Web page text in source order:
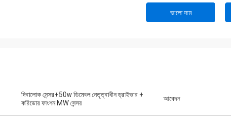
ভালো দাম
দিবালোক সেন্সর+50w ডিমেবল নেতৃত্বাধীন ড্রাইভার +
করিডোর ফাংশন MW সেন্সর
আবেদন